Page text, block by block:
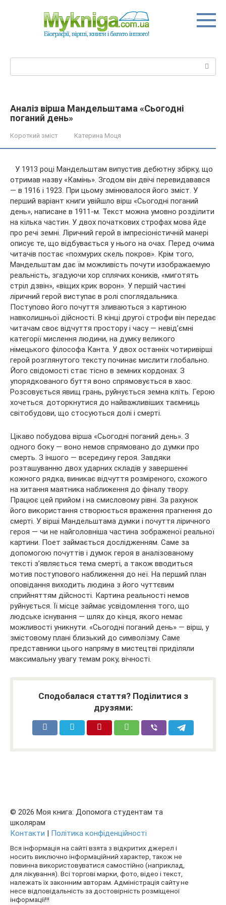
Аналіз вірша Мандельштама «Сьогодні
поганий день»
Короткий зміст Катерина Моця
У 1913 році Мандельштам випустив дебютну збірку, що
отримав назву «Камінь». Згодом він двічі перевидавався
— в 1916 і 1923. При цьому змінювалося його зміст. У
перший варіант книги увійшло вірш «Сьогодні поганий
день», написане в 1911-м. Текст можна умовно розділити
на кілька частин. У двох початкових строфах мова йде
про речі земні. Ліричний герой в імпресіоністичній манері
описує те, що відбувається у нього на очах. Перед очима
читачів постає «похмурих скель покров». Крім того,
Мандельштам дає їм можливість почути изображаемую
реальність, згадуючи хор сплячих коників, «миготять
стріл дзвін», «віщих крик ворон». У першій частині
ліричний герой виступає в ролі споглядальника.
Поступово його почуття зливаються з картиною
навколишньої дійсності. В кінці другої строфи він передає
читачам своє відчуття простору і часу — невід’ємні
категорії мислення людини, на думку великого
німецького філософа Канта. У двох останніх чотиривірші
герой розглянутого тексту починає мислити глобально.
Його свідомості стає тісно в земних кордонах. З
упорядкованого буття воно спрямовується в хаос.
Розсовується явищ грань, руйнується земна кліть. Герою
хочеться. доторкнутися до найважливіших таємниць
світобудови, що стосуються долі і смерті.
Цікаво побудова вірша «Сьогодні поганий день». З
одного боку — воно немов спрямовано до думки про
смерть. З іншого — всередину героя. Завдяки
розташуванню двох ударних складів у завершенні
кожного рядка, виникає відчуття розміреного, схожого
на хитання маятника наближення до фіналу твору.
Працює цей прийом і на смисловому рівні. За рахунок
його використання створюється враження прагнення до
смерті. У вірші Мандельштама думки і почуття ліричного
героя — чи не найголовніша частина зображеної реальної
картини. Поет займається дослідженням. Саме за
допомогою почуттів і думок героя в аналізованому
тексті з’являється тема смерті, а також вводиться
мотив поступового наближення до неї. На перший план
оповідання виходить людина з його чуттєвим
сприйняттям дійсності. Картина реальності немов
руйнується. Її місце займає усвідомлення того, що
людське існування — шлях до кінця, якого немає
можливості уникнути. «Сьогодні поганий день» — вірш, у
змістовому плані близький до символізму. Саме
представники цього напряму в мистецтві приділяли
максимальну увагу темам року, вічності.
Сподобалася стаття? Поділитися з
друзями:
© 2026 Моя книга: Допомога студентам та
школярам
Контакти | Політика конфіденційності
Вся інформація на сайті взята з відкритих джерел і
носить виключно інформаційний характер, також не
повинна використовуватися самостійно (наприклад,
для лікування). Всі торгові марки, фото, відео і текст,
належать їх законним авторам. Адміністрація сайту не
несе відповідальність за достовірність розміщеної
інформації!!!